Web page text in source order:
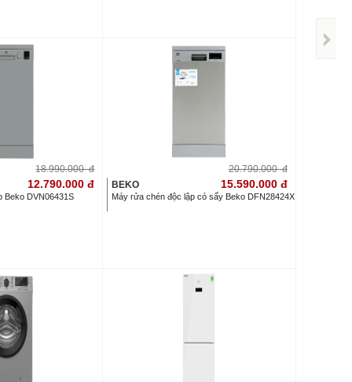
18.990.000 đ
12.790.000 đ
Beko DVN06431S
20.790.000 đ
BEKO
15.590.000 đ
Máy rửa chén độc lập có sấy Beko DFN28424X